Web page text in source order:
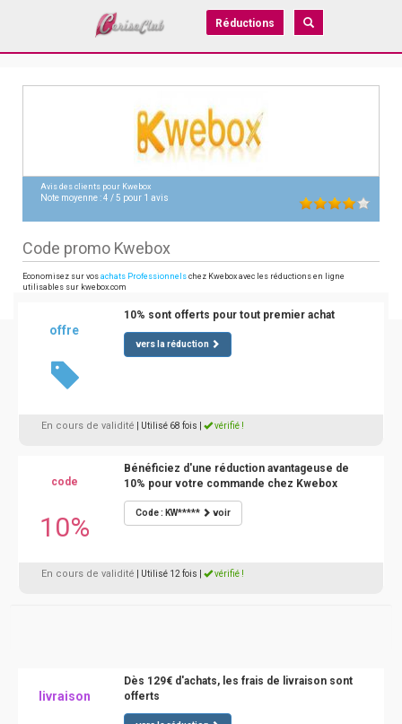
Réductions
Avis des clients pour Kwebox
Note moyenne :4 /5 pour 1 avis
Code promo Kwebox
Economisez sur vos achats Professionnels chez Kwebox avec les réductions en ligne
utilisables sur kwebox.com
offre
10% sont offerts pour tout premier achat
vers la réduction
En cours de validité | Utilisé 68 fois vérifié !
code
10%
Bénéficiez d'une réduction avantageuse de
10% pour votre commande chez Kwebox
Code : KW***** voir
En cours de validité | Utilisé 12 fois vérifié !
livraison
Dès 129€ d'achats, les frais de livraison sont
offerts